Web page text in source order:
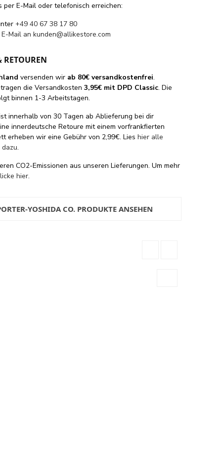
per E-Mail oder telefonisch erreichen:
+49 40 67 38 17 80
E-Mail ankunden@allikestore.com
RETOUREN
versenden wir ab 80€ versandkostenfrei.
die Versandkosten3,95€ mit DPD Classic. Die
binnen 1-3 Arbeitstagen.
innerhalb von 30 Tagen ab Ablieferung bei dir
innerdeutsche Retoure mit einem vorfrankfierten
erheben wir eine Gebühr von 2,99€. Lieshier alle
dazu.
CO2-Emissionen aus unseren Lieferungen. Um mehr
hier.
YOSHIDA CO. PRODUKTE ANSEHEN